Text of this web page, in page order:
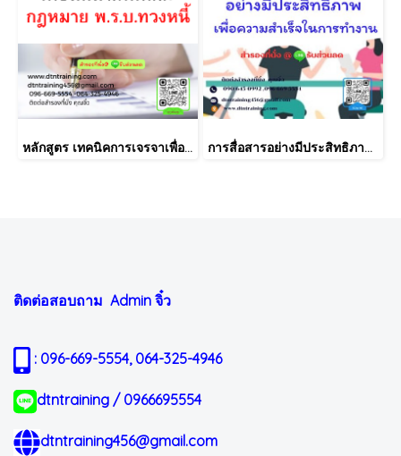
หลักสูตร เทคนิคการเจรจาเพื่อติดตามหนี้และกฎหมาย พ.ร.บ.ทวงหนี้ การสื่อสารอย่างมีประสิทธิภาพ เพื่อความสำเร็จในการทำงาน
ติดต่อสอบถาม Admin จิ๋ว
: 096-669-5554, 064-325-4946
dtntraining / 0966695554
dtntraining456@gmail.com